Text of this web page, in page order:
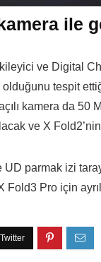
ile
ve Digital
tespit
kamera da
ve X
parmak izi
Pro için